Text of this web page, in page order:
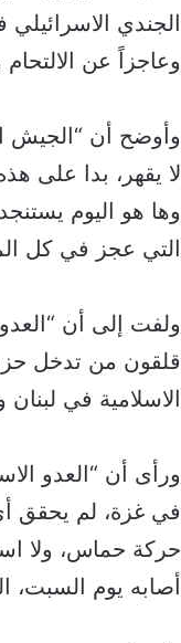
الجندي
وعاجزاً عن
وأوضح أن “الجيش
لا يقهر، بدا على
وها هو اليوم
التي عجز في كل
ولفت إلى أن
قلقون من تدخل
الاسلامية في
ورأى أن “العدو
في غزة، لم يحقق
حركة حماس، ولا
أصابه يوم السبت،